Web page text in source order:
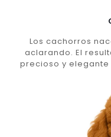
Los cachorros
aclarando. El
precioso y